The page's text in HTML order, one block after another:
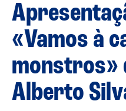
Promotores
Clubes
Contactos
«Vamos à
monstros»
Alberto
CRIAR NOVO
Gravar